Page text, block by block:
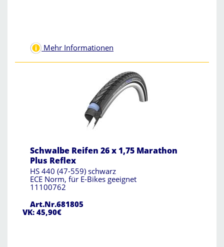
Mehr Informationen
Schwalbe Reifen 26 x 1,75 Marathon
Plus Reflex
HS 440 (47-559) schwarz
ECE Norm, für E-Bikes geeignet
11100762
Art.Nr.681805
VK: 45,90€